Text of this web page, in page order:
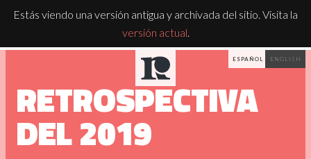
Estás viendo una versión antigua y archivada del sitio. Visita la
versión actual.
ESPAÑOL ENGLISH
RETROSPECTIVA
DEL 2019